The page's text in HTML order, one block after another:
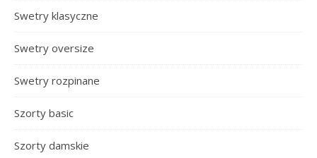
Swetry klasyczne
Swetry oversize
Swetry rozpinane
Szorty basic
Szorty damskie